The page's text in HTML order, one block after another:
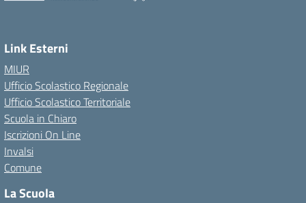
Link Esterni
MIUR
Ufficio Scolastico Regionale
Ufficio Scolastico Territoriale
Scuola in Chiaro
Iscrizioni On Line
Invalsi
Comune
La Scuola